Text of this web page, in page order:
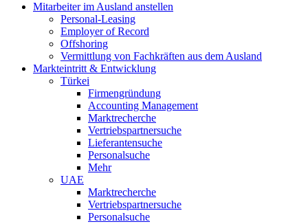
Mitarbeiter im Ausland anstellen
Personal-Leasing
Employer of Record
Offshoring
Vermittlung von Fachkräften aus dem Ausland
Markteintritt & Entwicklung
Türkei
Firmengründung
Accounting Management
Marktrecherche
Vertriebspartnersuche
Lieferantensuche
Personalsuche
Mehr
UAE
Marktrecherche
Vertriebspartnersuche
Personalsuche